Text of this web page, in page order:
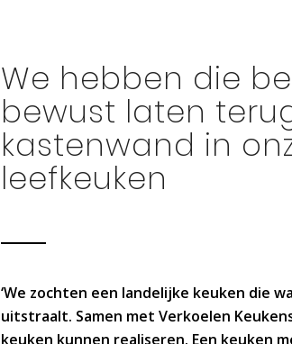
We hebben die
bewust laten
kastenwand in
leefkeuken
‘We zochten een landelijke keuken die
uitstraalt. Samen met Verkoelen
keuken kunnen realiseren. Een keuken